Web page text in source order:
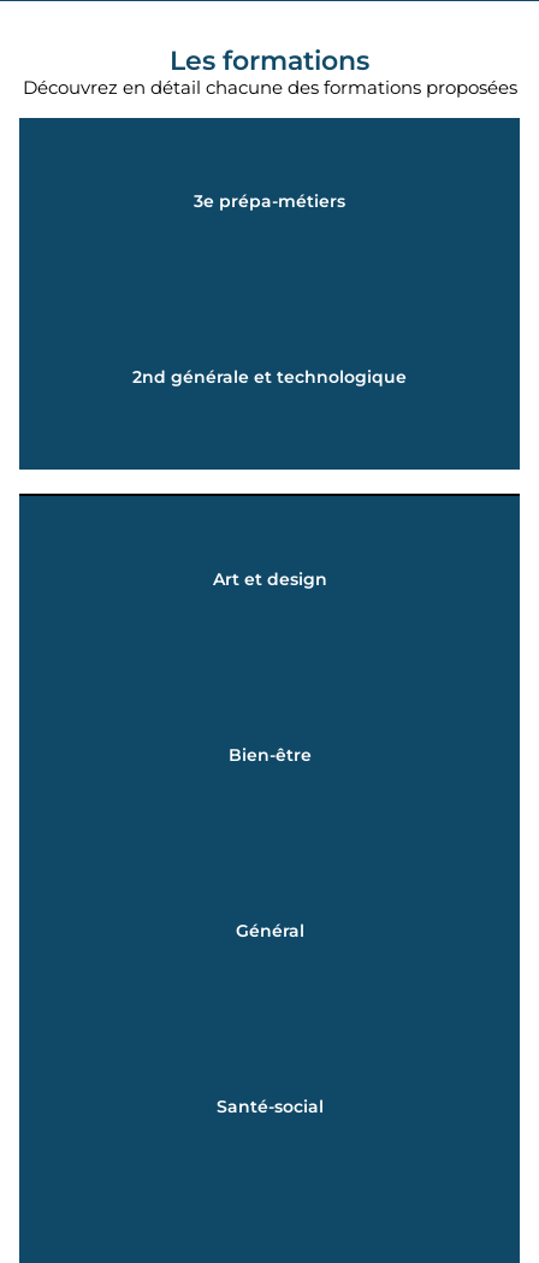
Les formations
Découvrez en détail chacune des formations proposées
3e prépa-métiers
2nd générale et technologique
Art et design
Bien-être
Général
Santé-social